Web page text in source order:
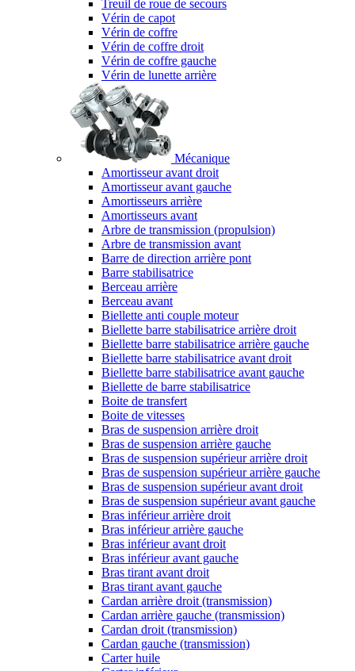
Treuil de roue de secours
Vérin de capot
Vérin de coffre
Vérin de coffre droit
Vérin de coffre gauche
Vérin de lunette arrière
Mécanique
Amortisseur avant droit
Amortisseur avant gauche
Amortisseurs arrière
Amortisseurs avant
Arbre de transmission (propulsion)
Arbre de transmission avant
Barre de direction arrière pont
Barre stabilisatrice
Berceau arrière
Berceau avant
Biellette anti couple moteur
Biellette barre stabilisatrice arrière droit
Biellette barre stabilisatrice arrière gauche
Biellette barre stabilisatrice avant droit
Biellette barre stabilisatrice avant gauche
Biellette de barre stabilisatrice
Boite de transfert
Boite de vitesses
Bras de suspension arrière droit
Bras de suspension arrière gauche
Bras de suspension supérieur arrière droit
Bras de suspension supérieur arrière gauche
Bras de suspension supérieur avant droit
Bras de suspension supérieur avant gauche
Bras inférieur arrière droit
Bras inférieur arrière gauche
Bras inférieur avant droit
Bras inférieur avant gauche
Bras tirant avant droit
Bras tirant avant gauche
Cardan arrière droit (transmission)
Cardan arrière gauche (transmission)
Cardan droit (transmission)
Cardan gauche (transmission)
Carter huile